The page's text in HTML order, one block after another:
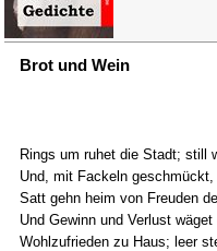
Brot und Wein
Rings um ruhet die Stadt; still
Und, mit Fackeln geschmückt,
Satt gehn heim von Freuden
Und Gewinn und Verlust
Wohlzufrieden zu Haus; leer